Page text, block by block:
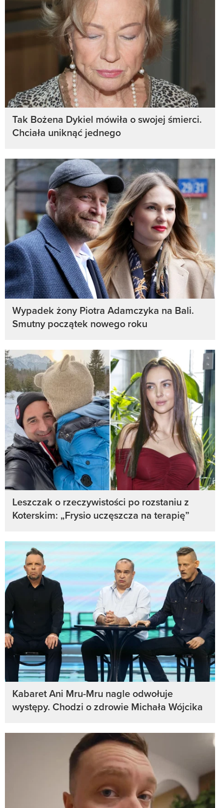
Tak Bożena Dykiel mówiła o swojej śmierci.
Chciała uniknąć jednego
Wypadek żony Piotra Adamczyka na Bali.
Smutny początek nowego roku
Leszczak o rzeczywistości po rozstaniu z
Koterskim: „Frysio uczęszcza na terapię”
Kabaret Ani Mru-Mru nagle odwołuje
występy. Chodzi o zdrowie Michała Wójcika